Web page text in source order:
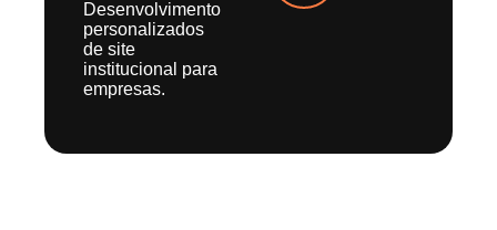
Desenvolvimento
personalizados
de site
institucional para
empresas.